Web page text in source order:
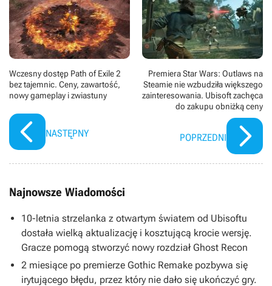
Wczesny dostęp Path of Exile 2
bez tajemnic. Ceny, zawartość,
nowy gameplay i zwiastuny
NASTĘPNY
Premiera Star Wars: Outlaws na
Steamie nie wzbudziła większego
zainteresowania. Ubisoft zachęca
do zakupu obniżką ceny
POPRZEDNI
Najnowsze Wiadomości
10-letnia strzelanka z otwartym światem od Ubisoftu
dostała wielką aktualizację i kosztującą krocie wersję.
Gracze pomogą stworzyć nowy rozdział Ghost Recon
2 miesiące po premierze Gothic Remake pozbywa się
irytującego błędu, przez który nie dało się ukończyć gry.